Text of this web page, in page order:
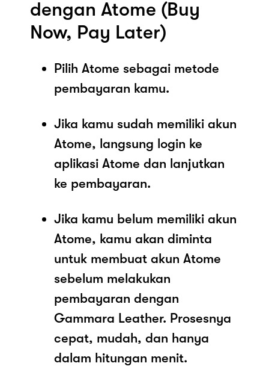
dengan Atome (Buy
Now, Pay Later)
Pilih Atome sebagai metode
pembayaran kamu.
Jika kamu sudah memiliki akun
Atome, langsung login ke
aplikasi Atome dan lanjutkan
ke pembayaran.
Jika kamu belum memiliki akun
Atome, kamu akan diminta
untuk membuat akun Atome
sebelum melakukan
pembayaran dengan
Gammara Leather. Prosesnya
cepat, mudah, dan hanya
dalam hitungan menit.